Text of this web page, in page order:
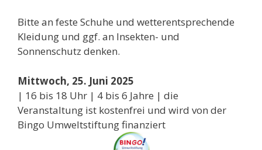
Bitte an feste Schuhe und wetterentsprechende
Kleidung und ggf. an Insekten- und
Sonnenschutz denken.
Mittwoch, 25. Juni 2025
| 16 bis 18 Uhr | 4 bis 6 Jahre | die
Veranstaltung ist kostenfrei und wird von der
Bingo Umweltstiftung finanziert